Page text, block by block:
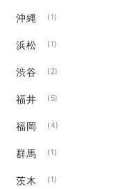
沖縄 (1)
浜松 (1)
渋谷 (2)
福井 (5)
福岡 (4)
群馬 (1)
茨木 (1)